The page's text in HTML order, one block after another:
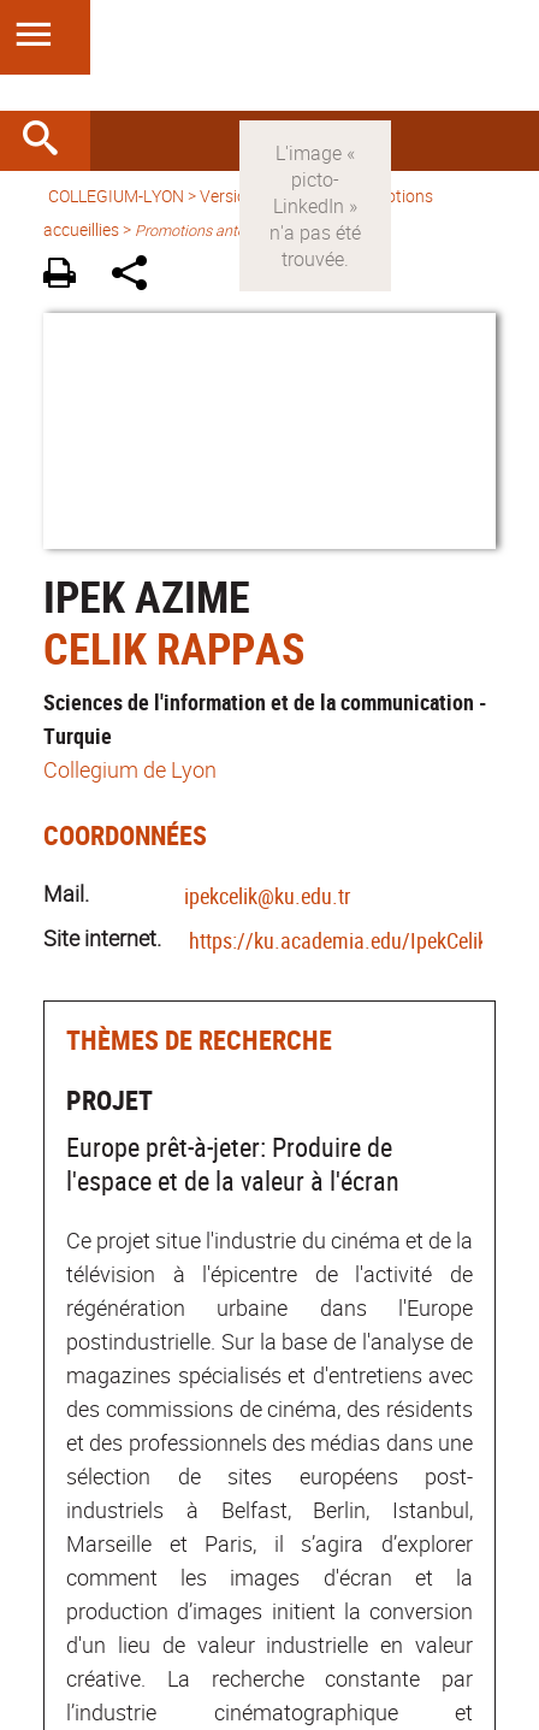
COLLEGIUM-LYON >Version française> Promotions
accueillies > Promotions antérieures
IPEK AZIME
CELIK RAPPAS
Sciences de l'information et de la communication -
Turquie
Collegium de Lyon
COORDONNÉES
Mail.
ipekcelik@ku.edu.tr
Site internet.
https://ku.academia.edu/IpekCelik
THÈMES DE RECHERCHE
PROJET
Europe prêt-à-jeter: Produire de
l'espace et de la valeur à l'écran
Ce projet situe l'industrie du cinéma et de la
télévision à l'épicentre de l'activité de
régénération urbaine dans l'Europe
postindustrielle. Sur la base de l'analyse de
magazines spécialisés et d'entretiens avec
des commissions de cinéma, des résidents
et des professionnels des médias dans une
sélection de sites européens post-
industriels à Belfast, Berlin, Istanbul,
Marseille et Paris, il s’agira d’explorer
comment les images d'écran et la
production d’images initient la conversion
d'un lieu de valeur industrielle en valeur
créative. La recherche constante par
l’industrie cinématographique et